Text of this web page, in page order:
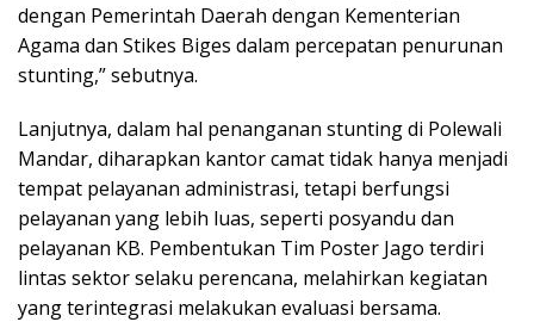
dengan Pemerintah Daerah dengan Kementerian
Agama dan Stikes Biges dalam percepatan penurunan
stunting,” sebutnya.
Lanjutnya, dalam hal penanganan stunting di Polewali
Mandar, diharapkan kantor camat tidak hanya menjadi
tempat pelayanan administrasi, tetapi berfungsi
pelayanan yang lebih luas, seperti posyandu dan
pelayanan KB. Pembentukan Tim Poster Jago terdiri
lintas sektor selaku perencana, melahirkan kegiatan
yang terintegrasi melakukan evaluasi bersama.